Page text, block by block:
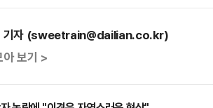
기자 (sweetrain@dailian.co.kr)
아 보기 >